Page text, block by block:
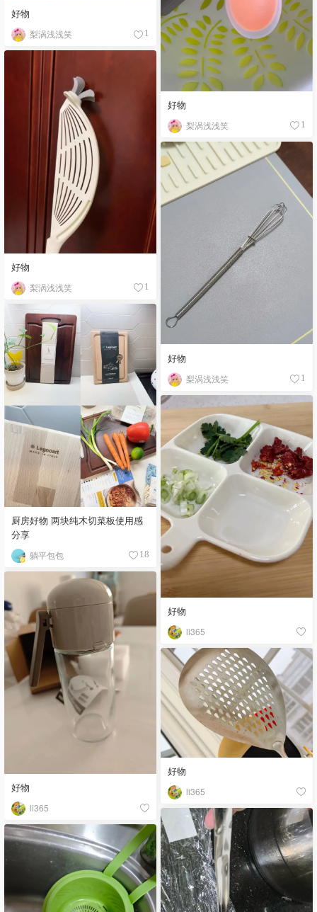
好物
梨涡浅浅笑 1
好物
梨涡浅浅笑 1
好物
梨涡浅浅笑 1
好物
梨涡浅浅笑 1
厨房好物 两块纯木切菜板使用感
分享
躺平包包 18
好物
li365
好物
li365
好物
li365